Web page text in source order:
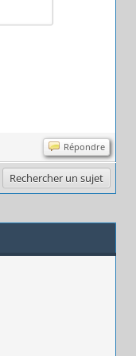
Répondre